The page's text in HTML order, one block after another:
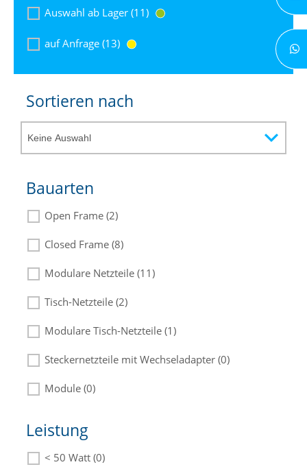
Auswahl ab Lager (11)
auf Anfrage (13)
Sortieren nach
Bauarten
Open Frame (2)
Closed Frame (8)
Modulare Netzteile (11)
Tisch-Netzteile (2)
Modulare Tisch-Netzteile (1)
Steckernetzteile mit Wechseladapter (0)
Module (0)
Die passenden Netzteile finden Sie in der
Leistung
< 50 Watt (0)